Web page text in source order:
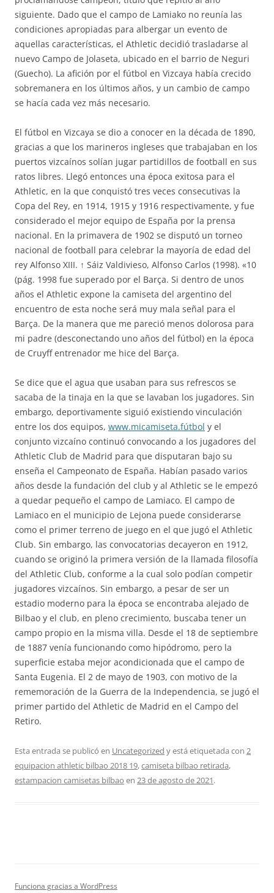
siguiente. Dado que el campo de Lamiako no reunía las
condiciones apropiadas para albergar un evento de
aquellas características, el Athletic decidió trasladarse al
nuevo Campo de Jolaseta, ubicado en el barrio de Neguri
(Guecho). La afición por el fútbol en Vizcaya había crecido
sobremanera en los últimos años, y un cambio de campo
se hacía cada vez más necesario.
El fútbol en Vizcaya se dio a conocer en la década de 1890,
gracias a que los marineros ingleses que trabajaban en los
puertos vizcaínos solían jugar partidillos de football en sus
ratos libres. Llegó entonces una época exitosa para el
Athletic, en la que conquistó tres veces consecutivas la
Copa del Rey, en 1914, 1915 y 1916 respectivamente, y fue
considerado el mejor equipo de España por la prensa
nacional. En la primavera de 1902 se disputó un torneo
nacional de football para celebrar la mayoría de edad del
rey Alfonso XIII. ↑ Sáiz Valdivieso, Alfonso Carlos (1998). «10
(pág. 1998 fue superado por el Barça. Si dentro de unos
años el Athletic expone la camiseta del argentino del
encuentro de esta noche será muy mala señal para el
Barça. De la manera que me pareció menos dolorosa para
mi padre (desconectando uno años del fútbol) en la época
de Cruyff entrenador me hice del Barça.
Se dice que el agua que usaban para sus refrescos se
sacaba de la tinaja en la que se lavaban los jugadores. Sin
embargo, deportivamente siguió existiendo vinculación
entre los dos equipos, www.micamiseta.fútbol y el
conjunto vizcaíno continuó convocando a los jugadores del
Athletic Club de Madrid para que disputaran bajo su
enseña el Campeonato de España. Habían pasado varios
años desde la fundación del club y al Athletic se le empezó
a quedar pequeño el campo de Lamiaco. El campo de
Lamiaco en el municipio de Lejona puede considerarse
como el primer terreno de juego en el que jugó el Athletic
Club. Sin embargo, las convocatorias decayeron en 1912,
cuando se originó la primera versión de la llamada filosofía
del Athletic Club, conforme a la cual solo podían competir
jugadores vizcaínos. Sin embargo, a pesar de ser un
estadio moderno para la época se encontraba alejado de
Bilbao y el club, en pleno crecimiento, buscaba tener un
campo propio en la misma villa. Desde el 18 de septiembre
de 1887 venía funcionando como hipódromo, pero la
superficie estaba mejor acondicionada que el campo de
Santa Eugenia. El 2 de mayo de 1903, con motivo de la
rememoración de la Guerra de la Independencia, se jugó el
primer partido del Athletic de Madrid en el Campo del
Retiro.
Esta entrada se publicó en Uncategorized y está etiquetada con 2
equipacion athletic bilbao 2018 19,camiseta bilbao retirada,
estampacion camisetas bilbao en 23 de agosto de 2021.
Funciona gracias a WordPress